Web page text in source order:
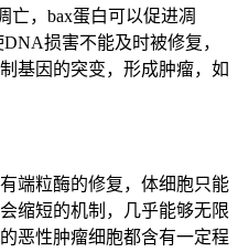
亡，bax蛋白可以促进凋
损害不能及时被修复，
基因的突变，形成肿瘤，如
端粒酶的修复，体细胞只能
缩短的机制，几乎能够无限
恶性肿瘤细胞都含有一定程